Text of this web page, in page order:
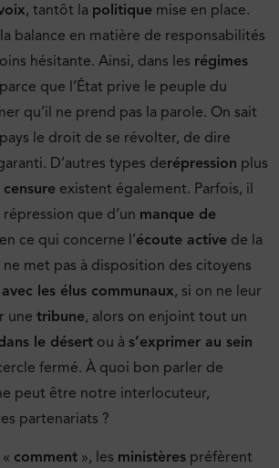
, tantôt la politique mise en place.
balance en matière de responsabilités
hésitante. Ainsi, dans les régimes
parce que l’État prive le peuple du
qu’il ne prend pas la parole. On sait
le droit de se révolter, de dire
D’autres types derépression plus
censure existent également. Parfois, il
répression que d’un manque de
en ce qui concerne l’écoute active de la
ne met pas à disposition des citoyens
les élus communaux, si on ne leur
une tribune, alors on enjoint tout un
le désert ou à s’exprimer au sein
fermé. À quoi bon parler de
peut être notre interlocuteur,
partenariats ?
comment », les ministères préfèrent